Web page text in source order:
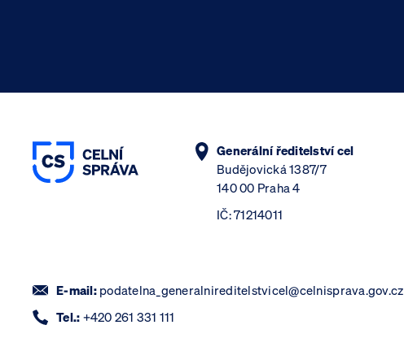
Generální ředitelství cel
Budějovická 1387/7
140 00 Praha 4
IČ: 71214011
E-mail: podatelna_generalnireditelstvicel@celnisprava.gov.cz
Tel.: +420 261 331 111